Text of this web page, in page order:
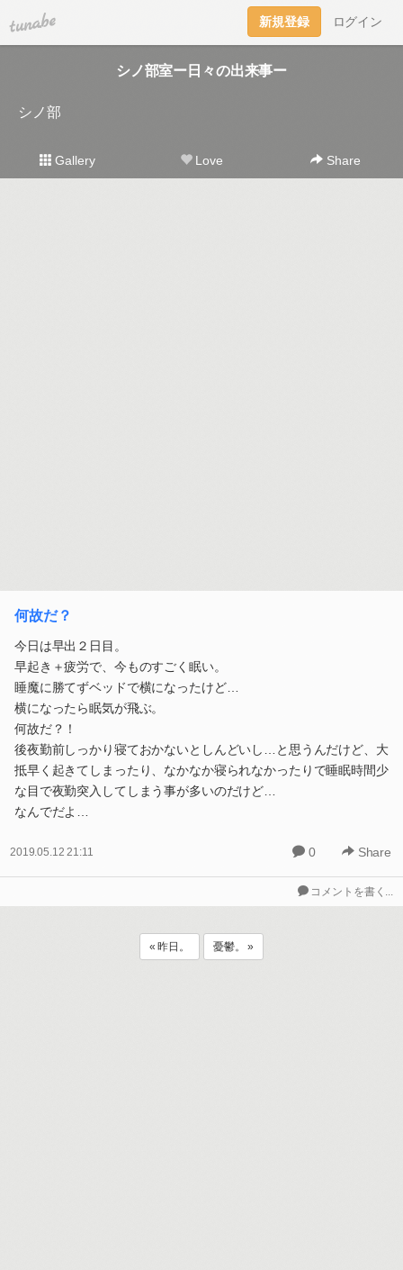
tuna.be 新規登録 ログイン
シノ部室ー日々の出来事ー
シノ部
Gallery Love Share
何故だ？
今日は早出２日目。
早起き＋疲労で、今ものすごく眠い。
睡魔に勝てずベッドで横になったけど…
横になったら眠気が飛ぶ。
何故だ？！
後夜勤前しっかり寝ておかないとしんどいし…と思うんだけど、大
抵早く起きてしまったり、なかなか寝られなかったりで睡眠時間少
な目で夜勤突入してしまう事が多いのだけど…
なんでだよ…
2019.05.12 21:11 0 Share
コメントを書く...
« 昨日。 憂鬱。 »